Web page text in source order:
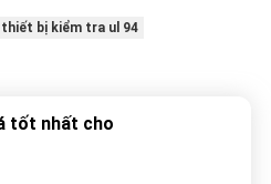
thiết bị kiểm tra ul 94
tốt nhất cho